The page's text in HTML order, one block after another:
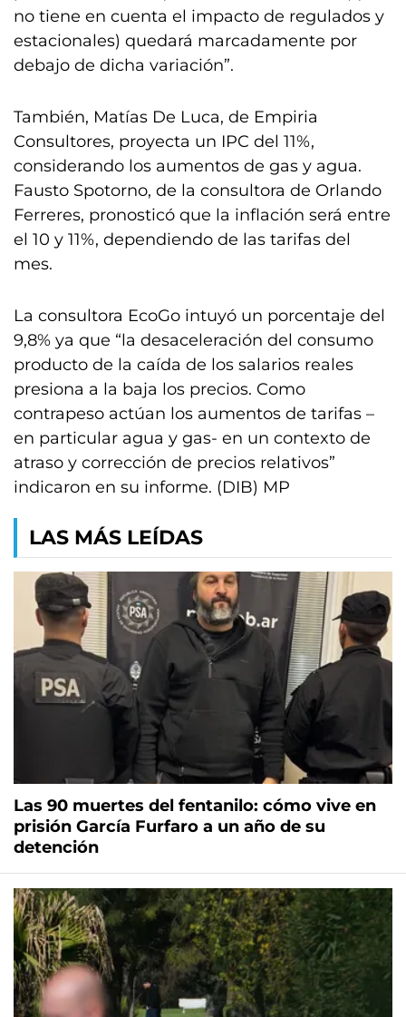
no tiene en cuenta el impacto de regulados y
estacionales) quedará marcadamente por
debajo de dicha variación”.
También, Matías De Luca, de Empiria
Consultores, proyecta un IPC del 11%,
considerando los aumentos de gas y agua.
Fausto Spotorno, de la consultora de Orlando
Ferreres, pronosticó que la inflación será entre
el 10 y 11%, dependiendo de las tarifas del
mes.
La consultora EcoGo intuyó un porcentaje del
9,8% ya que “la desaceleración del consumo
producto de la caída de los salarios reales
presiona a la baja los precios. Como
contrapeso actúan los aumentos de tarifas –
en particular agua y gas- en un contexto de
atraso y corrección de precios relativos”
indicaron en su informe. (DIB) MP
LAS MÁS LEÍDAS
Las 90 muertes del fentanilo: cómo vive en
prisión García Furfaro a un año de su
detención